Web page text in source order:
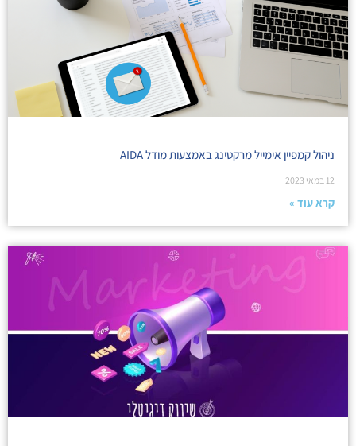
ניהול קמפיין אימייל מרקטינג באמצעות מודל AIDA
12 במאי 2023
קרא עוד »